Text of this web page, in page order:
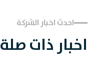
احدث اخبار الشركة
اخبار ذات صلة